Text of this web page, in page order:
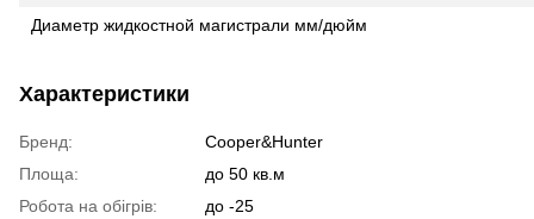
Диаметр жидкостной магистрали мм/дюйм
Характеристики
Бренд:
Cooper&Hunter
Площа:
до 50 кв.м
Робота на обігрів:
до -25